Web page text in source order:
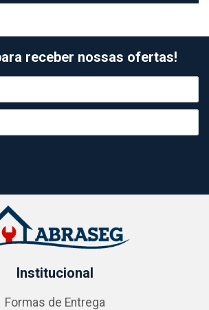
receber nossas ofertas!
Institucional
Formas de Entrega